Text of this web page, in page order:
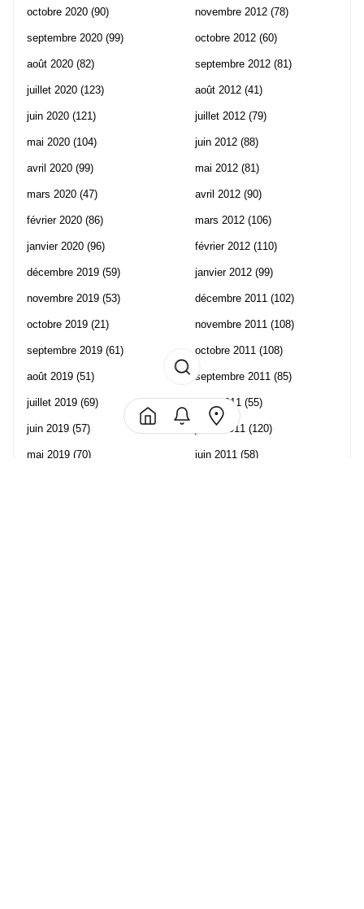
octobre 2020 (90)
septembre 2020 (99)
août 2020 (82)
juillet 2020 (123)
juin 2020 (121)
mai 2020 (104)
avril 2020 (99)
mars 2020 (47)
février 2020 (86)
janvier 2020 (96)
décembre 2019 (59)
novembre 2019 (53)
octobre 2019 (21)
septembre 2019 (61)
août 2019 (51)
juillet 2019 (69)
juin 2019 (57)
mai 2019 (70)
novembre 2012 (78)
octobre 2012 (60)
septembre 2012 (81)
août 2012 (41)
juillet 2012 (79)
juin 2012 (88)
mai 2012 (81)
avril 2012 (90)
mars 2012 (106)
février 2012 (110)
janvier 2012 (99)
décembre 2011 (102)
novembre 2011 (108)
octobre 2011 (108)
septembre 2011 (85)
août 2011 (55)
juillet 2011 (120)
juin 2011 (58)